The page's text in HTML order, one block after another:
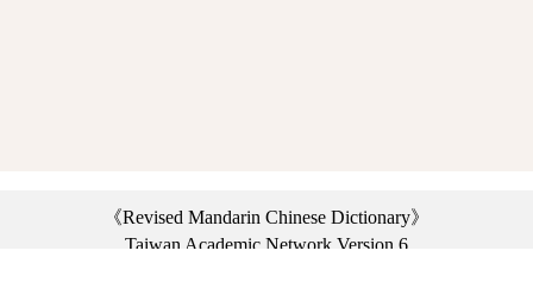
《Revised Mandarin Chinese Dictionary》
Taiwan Academic Network Version 6